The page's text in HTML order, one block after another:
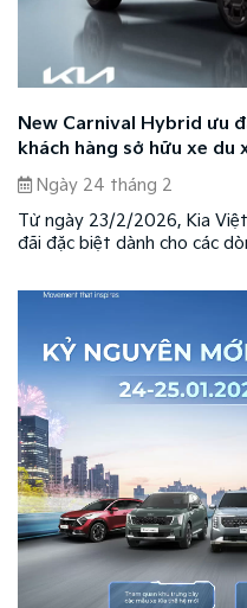
New Carnival Hybrid ưu
khách hàng sở hữu xe du
Ngày 24 tháng 2
Từ ngày 23/2/2026, Kia
đãi đặc biệt dành cho các